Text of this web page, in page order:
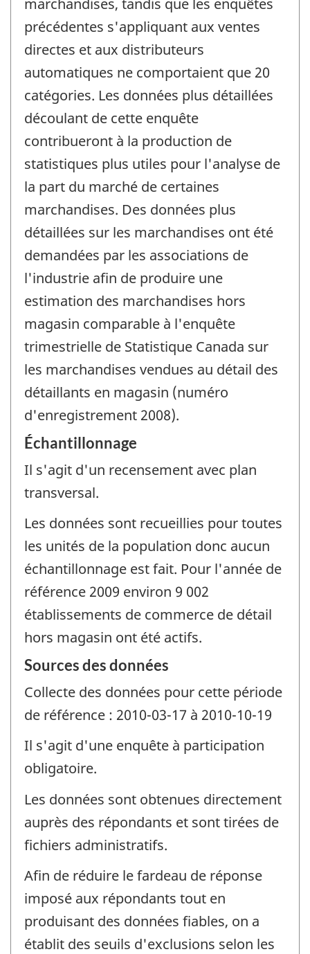
marchandises, tandis que les enquêtes
précédentes s'appliquant aux ventes
directes et aux distributeurs
automatiques ne comportaient que 20
catégories. Les données plus détaillées
découlant de cette enquête
contribueront à la production de
statistiques plus utiles pour l'analyse de
la part du marché de certaines
marchandises. Des données plus
détaillées sur les marchandises ont été
demandées par les associations de
l'industrie afin de produire une
estimation des marchandises hors
magasin comparable à l'enquête
trimestrielle de Statistique Canada sur
les marchandises vendues au détail des
détaillants en magasin (numéro
d'enregistrement 2008).
Échantillonnage
Il s'agit d'un recensement avec plan
transversal.
Les données sont recueillies pour toutes
les unités de la population donc aucun
échantillonnage est fait. Pour l'année de
référence 2009 environ 9 002
établissements de commerce de détail
hors magasin ont été actifs.
Sources des données
Collecte des données pour cette période
de référence : 2010-03-17 à 2010-10-19
Il s'agit d'une enquête à participation
obligatoire.
Les données sont obtenues directement
auprès des répondants et sont tirées de
fichiers administratifs.
Afin de réduire le fardeau de réponse
imposé aux répondants tout en
produisant des données fiables, on a
établit des seuils d'exclusions selon les